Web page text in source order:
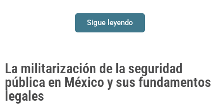
Sigue leyendo
La militarización de la seguridad
pública en México y sus fundamentos
legales